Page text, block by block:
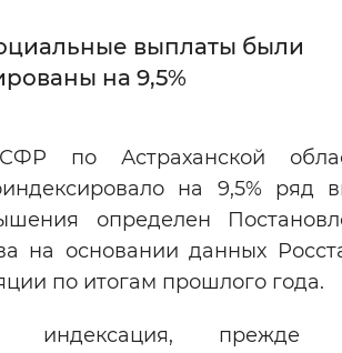
С засечками
Увеличенный
Цвет сайта
выплаты были
на 9,5%
по Астраханской
на 9,5% ряд
определен
на основании данных
по итогам прошлого года.
индексация, прежде